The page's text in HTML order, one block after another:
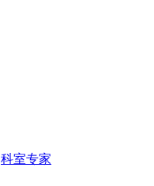
科室专家